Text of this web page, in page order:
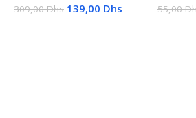
309,00Dhs 139,00 Dhs 55,00